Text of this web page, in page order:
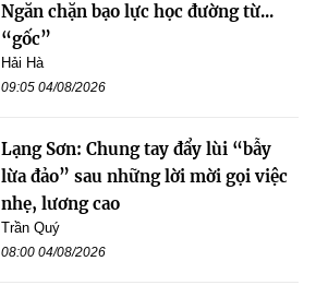
Ngăn chặn bạo lực học đường từ...
“gốc”
Hải Hà
09:05 04/08/2026
Lạng Sơn: Chung tay đẩy lùi “bẫy
lừa đảo” sau những lời mời gọi việc
nhẹ, lương cao
Trần Quý
08:00 04/08/2026